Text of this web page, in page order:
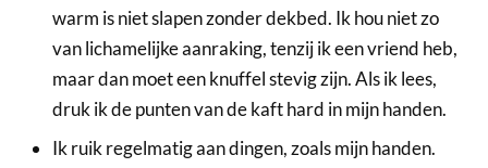
warm is niet slapen zonder dekbed. Ik hou niet zo
van lichamelijke aanraking, tenzij ik een vriend heb,
maar dan moet een knuffel stevig zijn. Als ik lees,
druk ik de punten van de kaft hard in mijn handen.
Ik ruik regelmatig aan dingen, zoals mijn handen.